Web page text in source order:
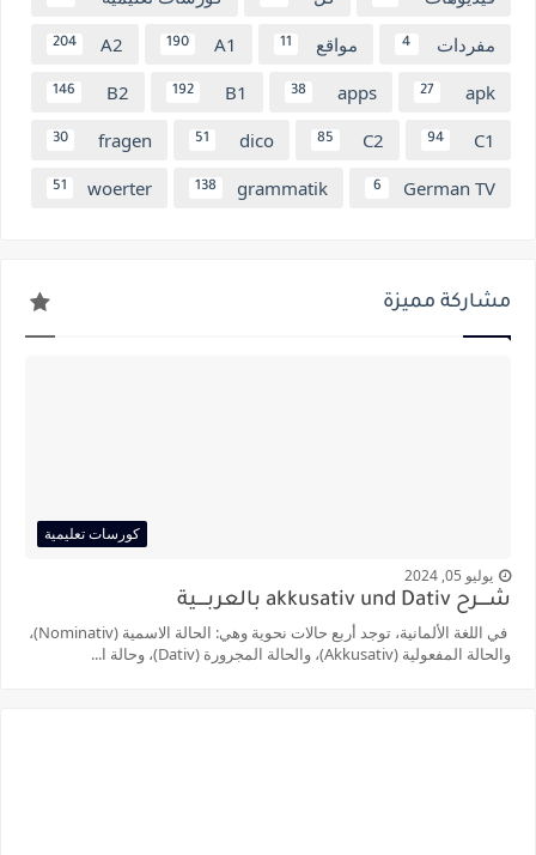
مفردات 4 مواقع 11
A1
190
A2
204
apk
27
apps
38
B1
192
B2
146
C1
94
C2
85
dico
51
fragen
30
German TV
6
grammatik
138
woerter
51
مشاركة مميزة
كورسات تعليمية
يوليو 05, 2024
شــــرح akkusativ und Dativ بالعربــــية
في اللغة الألمانية، توجد أربع حالات نحوية وهي: الحالة الاسمية (Nominativ)،
والحالة المفعولية (Akkusativ)، والحالة المجرورة (Dativ)، وحالة ا...